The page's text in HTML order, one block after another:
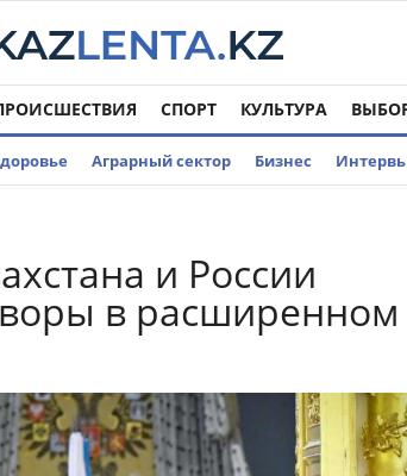
СПОРТ КУЛЬТУРА
Аграрный сектор Бизнес
и России
в расширенном